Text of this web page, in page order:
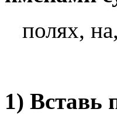
полях,
1) Вставь